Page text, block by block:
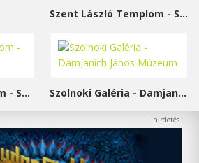
Szent László Templom - Sárvár
Református templom - Salgótarján Szolnoki Galéria - Damjanich János Múzeum